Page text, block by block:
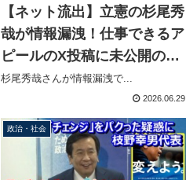
【ネット流出】立憲の杉尾秀
哉が情報漏洩！仕事できるア
ピールのX投稿に未公開の党
資料が…慌てて削除もスクシ
ョが拡散【KSLチャンネル】
杉尾秀哉さんが情報漏洩で...
2026.06.29
政治・社会